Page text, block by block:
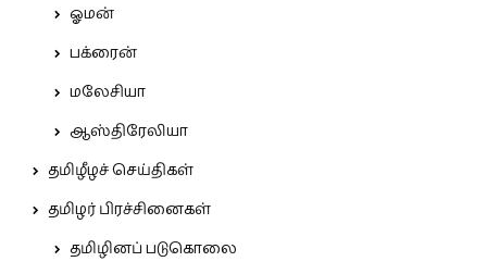
ஓமன்
பக்ரைன்
மலேசியா
ஆஸ்திரேலியா
தமிழீழச் செய்திகள்
தமிழர் பிரச்சினைகள்
தமிழினப் படுகொலை